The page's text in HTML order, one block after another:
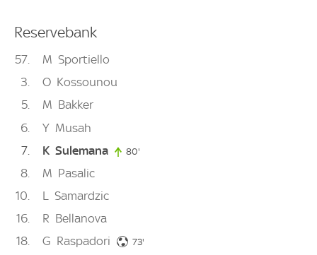
Reservebank
57 M Sportiello
3
O Kossounou
5
M Bakker
6
Y Musah
7
K Sulemana 80'
8 M Pasalic
10
L
Samardzic
16
R Bellanova
18
G Raspadori 73'